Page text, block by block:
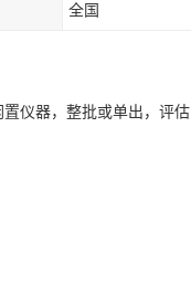
全国
仪器，整批或单出，评估